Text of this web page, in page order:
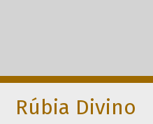
Rúbia Divino